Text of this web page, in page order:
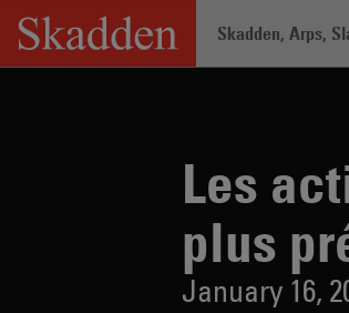
Skip
content
Skadden, Arps,
Les
plus
January 16,